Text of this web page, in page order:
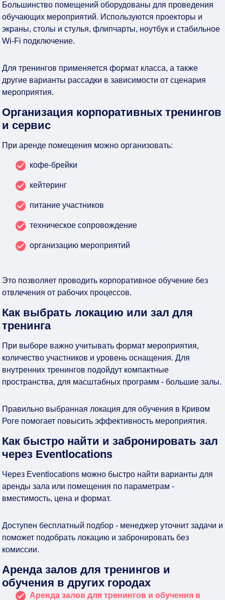
Большинство помещений оборудованы для проведения
обучающих мероприятий. Используются проекторы и
экраны, столы и стулья, флипчарты, ноутбук и стабильное
Wi-Fi подключение.
Для тренингов применяется формат класса, а также
другие варианты рассадки в зависимости от сценария
мероприятия.
Организация корпоративных тренингов
и сервис
При аренде помещения можно организовать:
кофе-брейки
кейтеринг
питание участников
техническое сопровождение
организацию мероприятий
Это позволяет проводить корпоративное обучение без
отвлечения от рабочих процессов.
Как выбрать локацию или зал для
тренинга
При выборе важно учитывать формат мероприятия,
количество участников и уровень оснащения. Для
внутренних тренингов подойдут компактные
пространства, для масштабных программ - большие залы.
Правильно выбранная локация для обучения в Кривом
Роге помогает повысить эффективность мероприятия.
Как быстро найти и забронировать зал
через Eventlocations
Через Eventlocations можно быстро найти варианты для
аренды зала или помещения по параметрам -
вместимость, цена и формат.
Доступен бесплатный подбор - менеджер уточнит задачи и
поможет подобрать локацию и забронировать без
комиссии.
Аренда залов для тренингов и
обучения в других городах
Аренда залов для тренингов и обучения в